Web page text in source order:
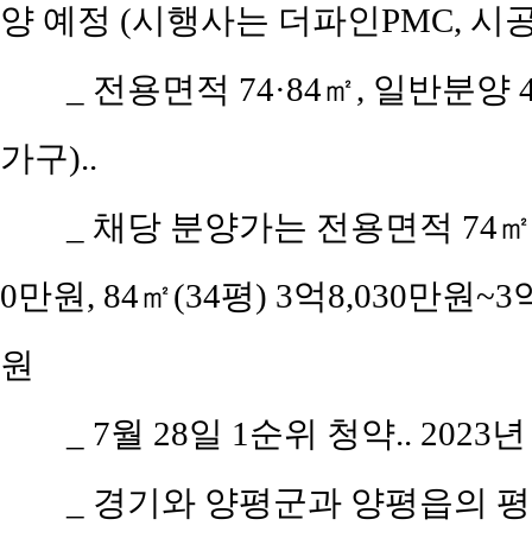
양 예정 (시행사는 더파인PMC, 시
_ 전용면적 74·84㎡, 일반분
가구)..
_ 채당 분양가는 전용면적 74
0만원, 84㎡(34평) 3억8,030만원~3
원
_ 7월 28일 1순위 청약.. 2023
_ 경기와 양평군과 양평읍의